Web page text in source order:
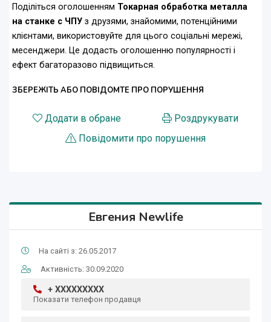
Поділіться оголошенням Токарная обработка металла
на станке с ЧПУ з друзями, знайомими, потенційними
клієнтами, використовуйте для цього соціальні мережі,
месенджери. Це додасть оголошенню популярності і
ефект багаторазово підвищиться.
ЗБЕРЕЖІТЬ АБО ПОВІДОМТЕ ПРО ПОРУШЕННЯ
Додати в обране
Роздрукувати
Повідомити про порушення
Евгения Newlife
На сайті з: 26.05.2017
Активність: 30.09.2020
+ XXXXXXXXX
Показати телефон продавця